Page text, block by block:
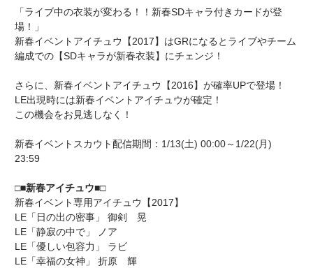
「ライブ中の衣装が変わる！！新春SDキャラ付きカードが登
場！」
新春イベントアイチュウ【2017】はGRになるとライブやチーム
編成での【SDキャラが新春衣装】にチェンジ！
さらに、新春イベントアイチュウ【2016】が確率UPで登場！
LE出現時には新春イベントアイチュウが確定！
この機会をお見逃しなく！
新春イベントスカウト配信期間：1/13(土) 00:00～1/22(月)
23:59
□■新春アイチュウ■□
新春イベント専用アイチュウ【2017】
LE「日の出の密事」 御剣 晃
LE「静寂の中で」 ノア
LE「優しい包容力」 ラビ
LE「幸福の女神」 折原 輝